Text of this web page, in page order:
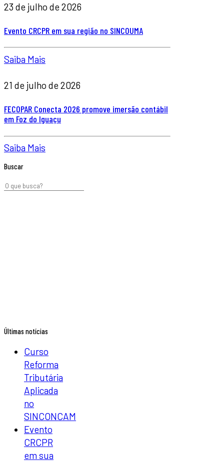
23 de julho de 2026
Evento CRCPR em sua região no SINCOUMA
Saiba Mais
21 de julho de 2026
FECOPAR Conecta 2026 promove imersão contábil
em Foz do Iguaçu
Saiba Mais
Buscar
Últimas notícias
Curso
Reforma
Tributária
Aplicada
no
SINCONCAM
Evento
CRCPR
em sua